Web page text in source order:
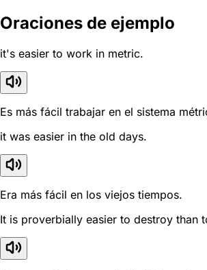
Oraciones de ejemplo
it's easier to work in metric.
Es más fácil trabajar en el sistema
it was easier in the old days.
Era más fácil en los viejos tiempos.
It is proverbially easier to destroy than